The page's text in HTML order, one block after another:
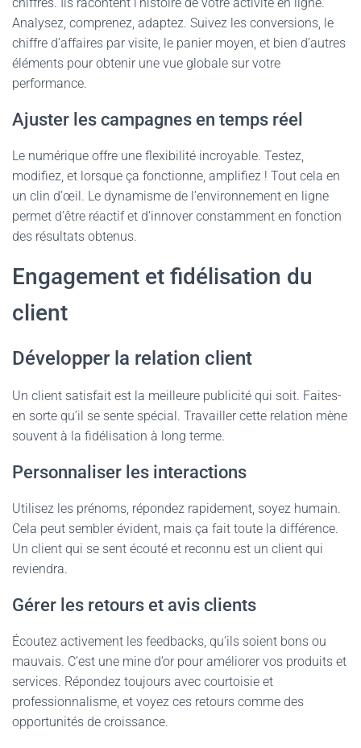
Analysez, comprenez, adaptez. Suivez les conversions, le
chiffre d’affaires par visite, le panier moyen, et bien d’autres
éléments pour obtenir une vue globale sur votre
performance.
Ajuster les campagnes en temps réel
Le numérique offre une flexibilité incroyable. Testez,
modifiez, et lorsque ça fonctionne, amplifiez ! Tout cela en
un clin d’œil. Le dynamisme de l’environnement en ligne
permet d’être réactif et d’innover constamment en fonction
des résultats obtenus.
Engagement et fidélisation du
client
Développer la relation client
Un client satisfait est la meilleure publicité qui soit. Faites-
en sorte qu’il se sente spécial. Travailler cette relation mène
souvent à la fidélisation à long terme.
Personnaliser les interactions
Utilisez les prénoms, répondez rapidement, soyez humain.
Cela peut sembler évident, mais ça fait toute la différence.
Un client qui se sent écouté et reconnu est un client qui
reviendra.
Gérer les retours et avis clients
Écoutez activement les feedbacks, qu’ils soient bons ou
mauvais. C’est une mine d’or pour améliorer vos produits et
services. Répondez toujours avec courtoisie et
professionnalisme, et voyez ces retours comme des
opportunités de croissance.